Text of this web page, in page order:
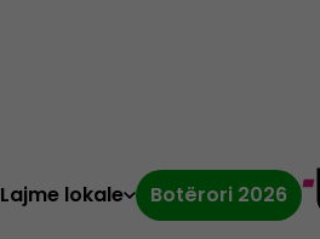
Lajme lokale Botërori 2026